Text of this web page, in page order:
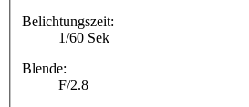
Belichtungszeit:
1/60 Sek
Blende:
F/2.8